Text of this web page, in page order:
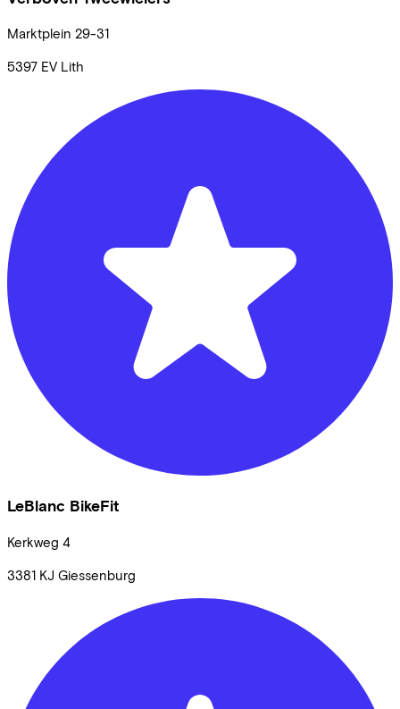
Marktplein 29-31
5397 EV Lith
LeBlanc BikeFit
Kerkweg 4
3381 KJ Giessenburg